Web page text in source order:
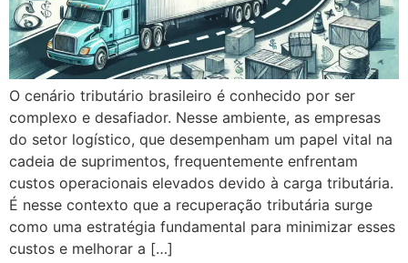
O cenário tributário brasileiro é conhecido por ser
complexo e desafiador. Nesse ambiente, as empresas
do setor logístico, que desempenham um papel vital na
cadeia de suprimentos, frequentemente enfrentam
custos operacionais elevados devido à carga tributária.
É nesse contexto que a recuperação tributária surge
como uma estratégia fundamental para minimizar esses
custos e melhorar a […]